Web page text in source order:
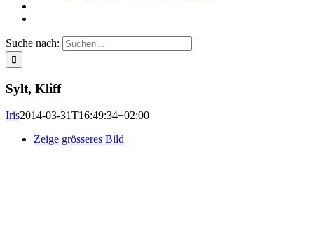
Suche nach:
Sylt, Kliff
Iris2014-03-31T16:49:34+02:00
Zeige grösseres Bild